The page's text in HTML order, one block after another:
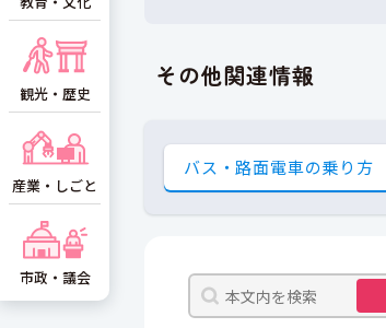
その他関連情報
バス・路面電車の乗り方
観光・歴史
産業・しごと
市政・議会